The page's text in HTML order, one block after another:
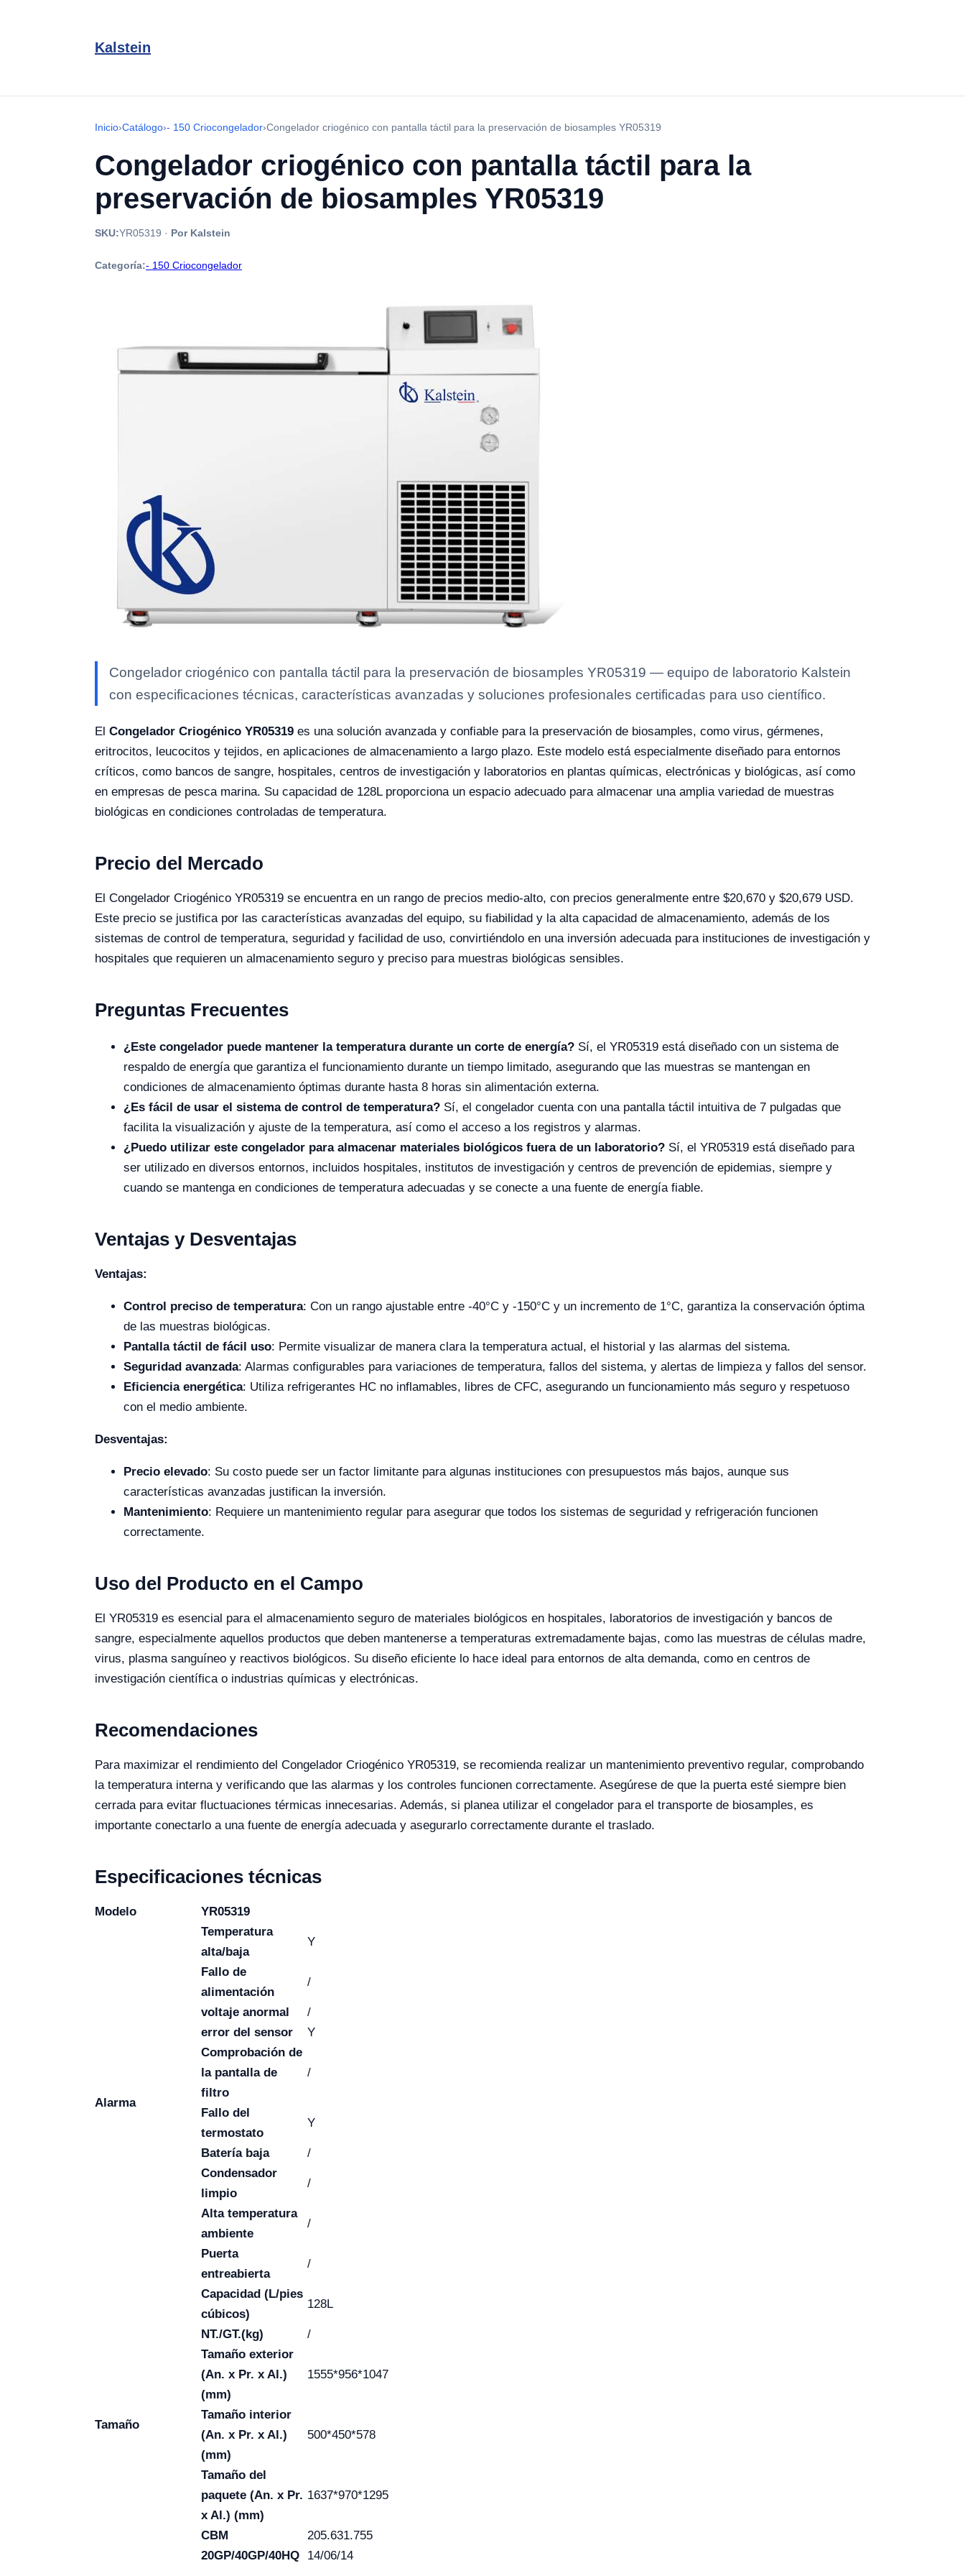
Kalstein
Inicio›Catálogo›- 150 Criocongelador›Congelador criogénico con pantalla táctil para la preservación de biosamples YR05319
Congelador criogénico con pantalla táctil para la
preservación de biosamples YR05319
SKU:YR05319 · Por Kalstein
Categoría:- 150 Criocongelador
Congelador criogénico con pantalla táctil para la preservación de biosamples YR05319 — equipo de laboratorio Kalstein
con especificaciones técnicas, características avanzadas y soluciones profesionales certificadas para uso científico.
El Congelador Criogénico YR05319 es una solución avanzada y confiable para la preservación de biosamples, como virus, gérmenes,
eritrocitos, leucocitos y tejidos, en aplicaciones de almacenamiento a largo plazo. Este modelo está especialmente diseñado para entornos
críticos, como bancos de sangre, hospitales, centros de investigación y laboratorios en plantas químicas, electrónicas y biológicas, así como
en empresas de pesca marina. Su capacidad de 128L proporciona un espacio adecuado para almacenar una amplia variedad de muestras
biológicas en condiciones controladas de temperatura.
Precio del Mercado
El Congelador Criogénico YR05319 se encuentra en un rango de precios medio-alto, con precios generalmente entre $20,670 y $20,679 USD.
Este precio se justifica por las características avanzadas del equipo, su fiabilidad y la alta capacidad de almacenamiento, además de los
sistemas de control de temperatura, seguridad y facilidad de uso, convirtiéndolo en una inversión adecuada para instituciones de investigación y
hospitales que requieren un almacenamiento seguro y preciso para muestras biológicas sensibles.
Preguntas Frecuentes
¿Este congelador puede mantener la temperatura durante un corte de energía? Sí, el YR05319 está diseñado con un sistema de
respaldo de energía que garantiza el funcionamiento durante un tiempo limitado, asegurando que las muestras se mantengan en
condiciones de almacenamiento óptimas durante hasta 8 horas sin alimentación externa.
¿Es fácil de usar el sistema de control de temperatura? Sí, el congelador cuenta con una pantalla táctil intuitiva de 7 pulgadas que
facilita la visualización y ajuste de la temperatura, así como el acceso a los registros y alarmas.
¿Puedo utilizar este congelador para almacenar materiales biológicos fuera de un laboratorio? Sí, el YR05319 está diseñado para
ser utilizado en diversos entornos, incluidos hospitales, institutos de investigación y centros de prevención de epidemias, siempre y
cuando se mantenga en condiciones de temperatura adecuadas y se conecte a una fuente de energía fiable.
Ventajas y Desventajas
Ventajas:
Control preciso de temperatura: Con un rango ajustable entre -40°C y -150°C y un incremento de 1°C, garantiza la conservación óptima
de las muestras biológicas.
Pantalla táctil de fácil uso: Permite visualizar de manera clara la temperatura actual, el historial y las alarmas del sistema.
Seguridad avanzada: Alarmas configurables para variaciones de temperatura, fallos del sistema, y alertas de limpieza y fallos del sensor.
Eficiencia energética: Utiliza refrigerantes HC no inflamables, libres de CFC, asegurando un funcionamiento más seguro y respetuoso
con el medio ambiente.
Desventajas:
Precio elevado: Su costo puede ser un factor limitante para algunas instituciones con presupuestos más bajos, aunque sus
características avanzadas justifican la inversión.
Mantenimiento: Requiere un mantenimiento regular para asegurar que todos los sistemas de seguridad y refrigeración funcionen
correctamente.
Uso del Producto en el Campo
El YR05319 es esencial para el almacenamiento seguro de materiales biológicos en hospitales, laboratorios de investigación y bancos de
sangre, especialmente aquellos productos que deben mantenerse a temperaturas extremadamente bajas, como las muestras de células madre,
virus, plasma sanguíneo y reactivos biológicos. Su diseño eficiente lo hace ideal para entornos de alta demanda, como en centros de
investigación científica o industrias químicas y electrónicas.
Recomendaciones
Para maximizar el rendimiento del Congelador Criogénico YR05319, se recomienda realizar un mantenimiento preventivo regular, comprobando
la temperatura interna y verificando que las alarmas y los controles funcionen correctamente. Asegúrese de que la puerta esté siempre bien
cerrada para evitar fluctuaciones térmicas innecesarias. Además, si planea utilizar el congelador para el transporte de biosamples, es
importante conectarlo a una fuente de energía adecuada y asegurarlo correctamente durante el traslado.
Especificaciones técnicas
Modelo YR05319
Alarma
Temperatura
alta/baja
Y
Fallo de
alimentación
/
voltaje anormal
/
error del sensor
Y
Comprobación de
la pantalla de
filtro
/
Fallo del
termostato
Y
Batería baja
/
Condensador
limpio
/
Alta temperatura
ambiente
/
Puerta
entreabierta
/
Tamaño
Capacidad (L/pies
cúbicos)
128L
NT./GT.(kg)
/
Tamaño exterior
(An. x Pr. x Al.)
(mm)
1555*956*1047
Tamaño interior
(An. x Pr. x Al.)
(mm)
500*450*578
Tamaño del
paquete (An. x Pr.
x Al.) (mm)
1637*970*1295
CBM
205.631.755
20GP/40GP/40HQ
14/06/14